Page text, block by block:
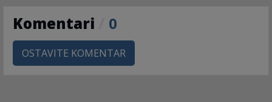
Komentari 0
OSTAVITE KOMENTAR